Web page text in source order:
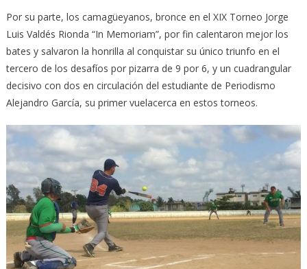
Por su parte, los camagüeyanos, bronce en el XIX Torneo Jorge
Luis Valdés Rionda “In Memoriam”, por fin calentaron mejor los
bates y salvaron la honrilla al conquistar su único triunfo en el
tercero de los desafíos por pizarra de 9 por 6, y un cuadrangular
decisivo con dos en circulación del estudiante de Periodismo
Alejandro García, su primer vuelacerca en estos torneos.